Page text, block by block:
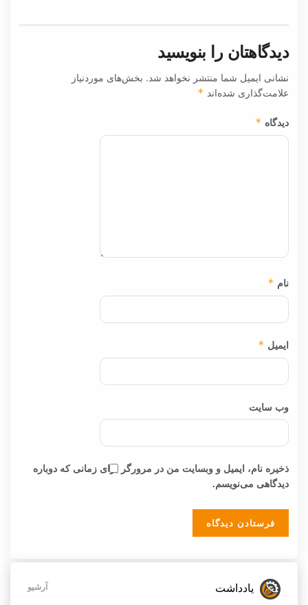
دیدگاهتان را بنویسید
نشانی ایمیل شما منتشر نخواهد شد. بخش‌های موردنیاز
علامت‌گذاری شده‌اند *
دیدگاه *
نام *
ایمیل *
وب‌ سایت
ذخیره نام، ایمیل و وبسایت من در مرورگر برای زمانی که دوباره
دیدگاهی می‌نویسم.
یادداشت آرشیو